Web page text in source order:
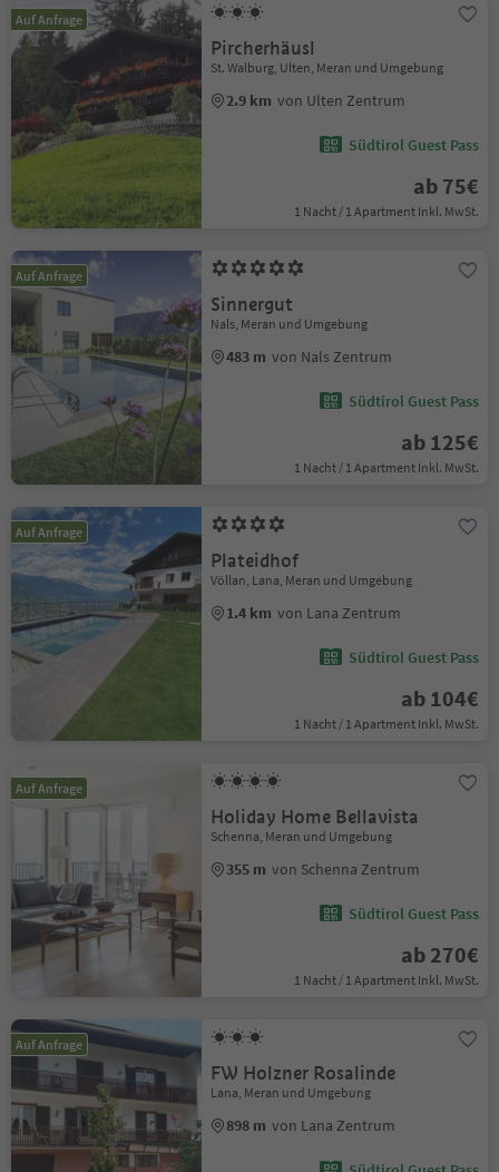
Auf Anfrage
Pircherhäusl
St. Walburg, Ulten, Meran und Umgebung
2.9 km von Ulten Zentrum
Südtirol Guest Pass
ab 75€
1 Nacht / 1 Apartment Inkl. MwSt.
Auf Anfrage
Sinnergut
Nals, Meran und Umgebung
483 m von Nals Zentrum
Südtirol Guest Pass
ab 125€
1 Nacht / 1 Apartment Inkl. MwSt.
Auf Anfrage
Plateidhof
Völlan, Lana, Meran und Umgebung
1.4 km von Lana Zentrum
Südtirol Guest Pass
ab 104€
1 Nacht / 1 Apartment Inkl. MwSt.
Auf Anfrage
Holiday Home Bellavista
Schenna, Meran und Umgebung
355 m von Schenna Zentrum
Südtirol Guest Pass
ab 270€
1 Nacht / 1 Apartment Inkl. MwSt.
Auf Anfrage
FW Holzner Rosalinde
Lana, Meran und Umgebung
898 m von Lana Zentrum